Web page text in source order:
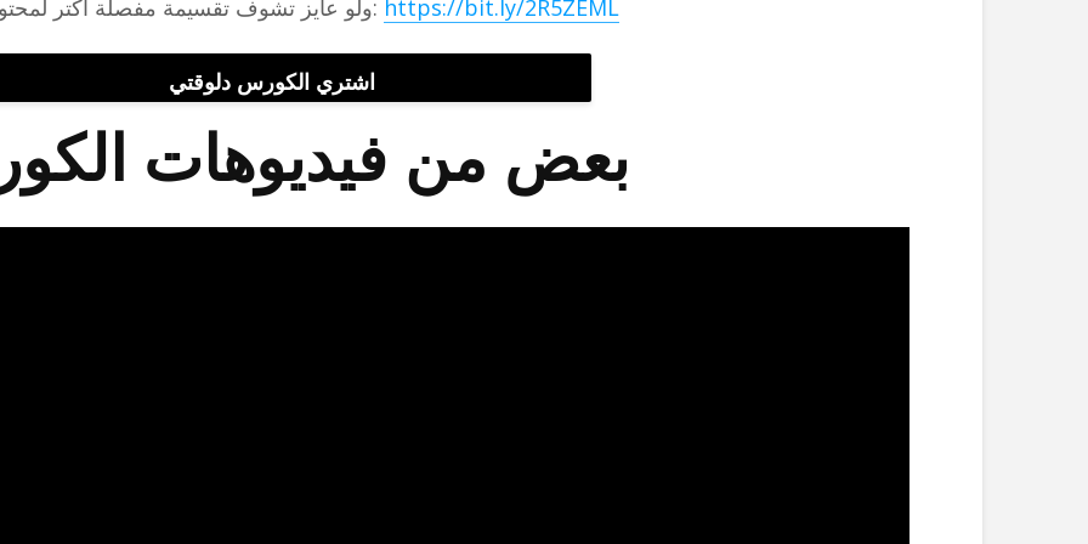
ولو عايز تشوف تقسيمة مفصلة اكتر لمحتويات الكورس بالكامل ادخل على اللينك ده: https://bit.ly/2R5ZEML
اشتري الكورس دلوقتي
بعض من فيديوهات